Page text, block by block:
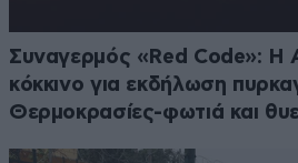
Συναγερμός «Red Code»: Η
κόκκινο για εκδήλωση
Θερμοκρασίες-φωτιά και